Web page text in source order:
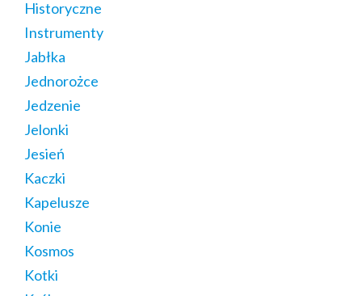
Historyczne
Instrumenty
Jabłka
Jednorożce
Jedzenie
Jelonki
Jesień
Kaczki
Kapelusze
Konie
Kosmos
Kotki